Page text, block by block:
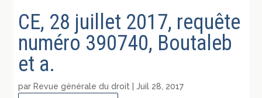
CE, 28 juillet 2017, requête
numéro 390740, Boutaleb
et a.
par Revue générale du droit |Juil 28, 2017